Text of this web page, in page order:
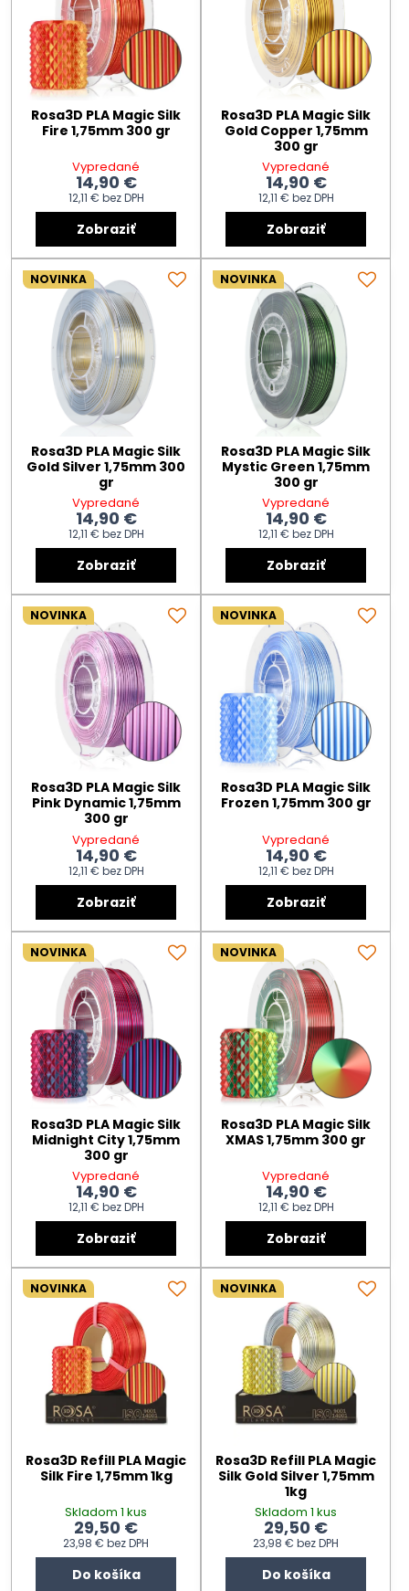
Rosa3D PLA Magic Silk
Fire 1,75mm 300 gr
Vypredané
14,90 €
12,11 € bez DPH
Zobraziť
Rosa3D PLA Magic Silk
Gold Copper 1,75mm
300 gr
Vypredané
14,90 €
12,11 € bez DPH
Zobraziť
NOVINKA
Rosa3D PLA Magic Silk
Gold Silver 1,75mm 300
gr
Vypredané
14,90 €
12,11 € bez DPH
Zobraziť
NOVINKA
Rosa3D PLA Magic Silk
Mystic Green 1,75mm
300 gr
Vypredané
14,90 €
12,11 € bez DPH
Zobraziť
NOVINKA
Rosa3D PLA Magic Silk
Pink Dynamic 1,75mm
300 gr
Vypredané
14,90 €
12,11 € bez DPH
Zobraziť
NOVINKA
Rosa3D PLA Magic Silk
Frozen 1,75mm 300 gr
Vypredané
14,90 €
12,11 € bez DPH
Zobraziť
NOVINKA
Rosa3D PLA Magic Silk
Midnight City 1,75mm
300 gr
Vypredané
14,90 €
12,11 € bez DPH
Zobraziť
NOVINKA
Rosa3D PLA Magic Silk
XMAS 1,75mm 300 gr
Vypredané
14,90 €
12,11 € bez DPH
Zobraziť
NOVINKA
Rosa3D Refill PLA Magic
Silk Fire 1,75mm 1kg
Skladom 1 kus
29,50 €
23,98 € bez DPH
Do košíka
NOVINKA
Rosa3D Refill PLA Magic
Silk Gold Silver 1,75mm
1kg
Skladom 1 kus
29,50 €
23,98 € bez DPH
Do košíka